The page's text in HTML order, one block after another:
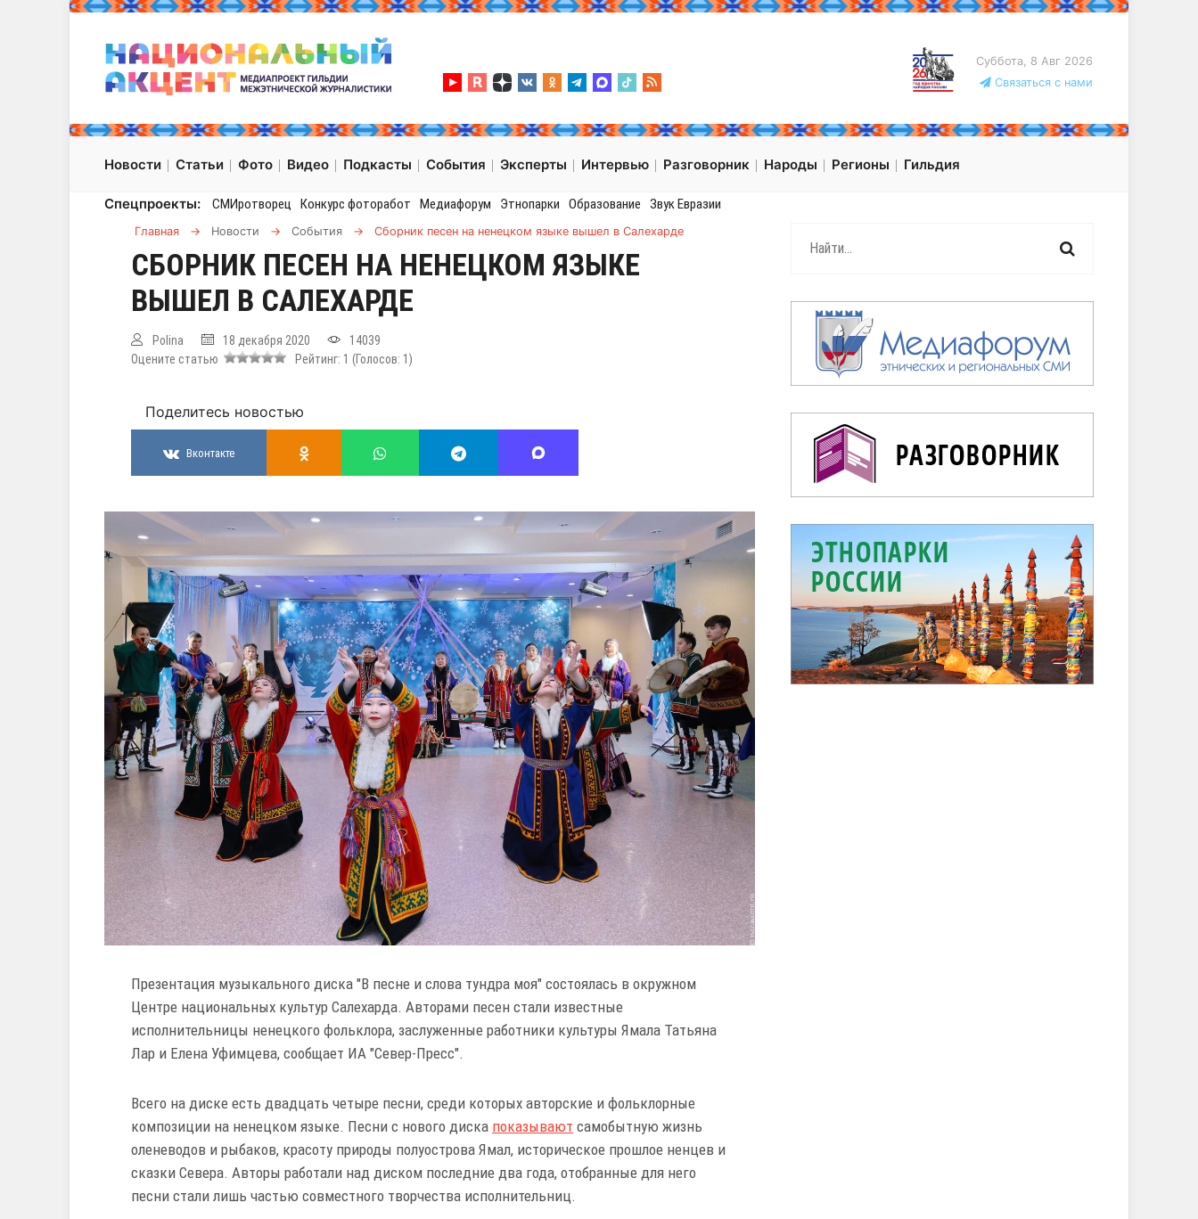
Суббота, 8 Авг 2026
Связаться с нами
Новости Статьи Фото Видео Подкасты События Эксперты Интервью Разговорник Народы Регионы Гильдия
Спецпроекты: СМИротворец Конкурс фоторабот Медиафорум Этнопарки Образование Звук Евразии
Главная → Новости → События → Сборник песен на ненецком языке вышел в Салехарде
СБОРНИК ПЕСЕН НА НЕНЕЦКОМ ЯЗЫКЕ
ВЫШЕЛ В САЛЕХАРДЕ
Polina 18 декабря 2020
14039
Оцените статью
Рейтинг: 1 (Голосов: 1 )
Поделитесь новостью
Вконтакте
Презентация музыкального диска "В песне и слова тундра моя" состоялась в окружном
Центре национальных культур Салехарда. Авторами песен стали известные
исполнительницы ненецкого фольклора, заслуженные работники культуры Ямала Татьяна
Лар и Елена Уфимцева, сообщает ИА "Север-Пресс".
Всего на диске есть двадцать четыре песни, среди которых авторские и фольклорные
композиции на ненецком языке. Песни с нового диска показывают самобытную жизнь
оленеводов и рыбаков, красоту природы полуострова Ямал, историческое прошлое ненцев и
сказки Севера. Авторы работали над диском последние два года, отобранные для него
песни стали лишь частью совместного творчества исполнительниц.